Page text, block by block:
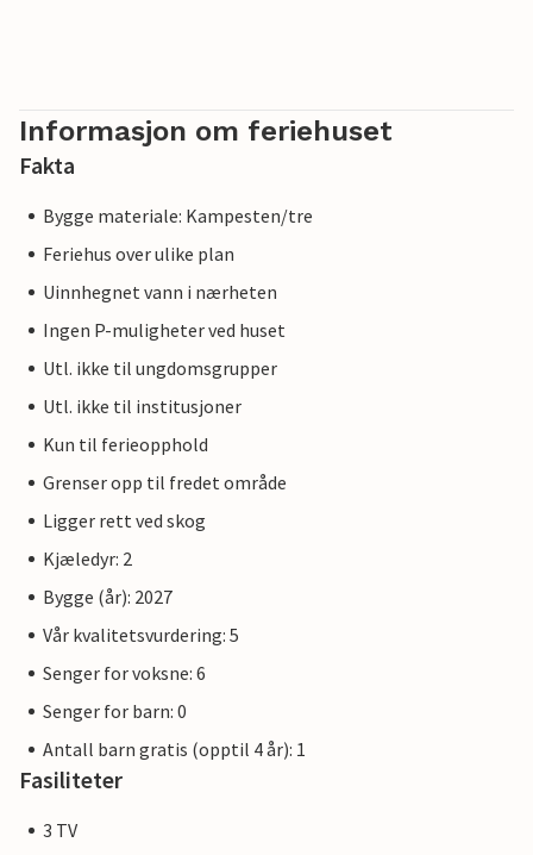
Informasjon om feriehuset
Fakta
Bygge materiale: Kampesten/tre
Feriehus over ulike plan
Uinnhegnet vann i nærheten
Ingen P-muligheter ved huset
Utl. ikke til ungdomsgrupper
Utl. ikke til institusjoner
Kun til ferieopphold
Grenser opp til fredet område
Ligger rett ved skog
Kjæledyr: 2
Bygge (år): 2027
Vår kvalitetsvurdering: 5
Senger for voksne: 6
Senger for barn: 0
Antall barn gratis (opptil 4 år): 1
Fasiliteter
3 TV